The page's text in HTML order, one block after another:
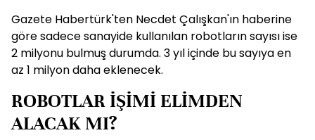
Gazete Habertürk'ten Necdet Çalışkan'ın haberine
göre sadece sanayide kullanılan robotların sayısı ise
2 milyonu bulmuş durumda. 3 yıl içinde bu sayıya en
az 1 milyon daha eklenecek.
ROBOTLAR İŞİMİ ELİMDEN
ALACAK MI?